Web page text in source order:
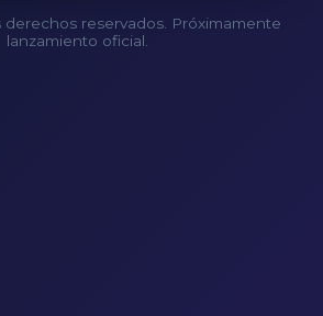
derechos reservados. Próximamente
lanzamiento oficial.